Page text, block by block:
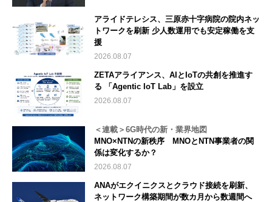
アライドテレシス、三原赤十字病院の院内ネッ
トワークを刷新 少人数運用でも安定稼働を支
援
2026.08.07
ZETAアライアンス、AIとIoTの共創を推進す
る 「Agentic IoT Lab」を設立
2026.08.07
＜連載＞6G時代の新・業界地図
MNO×NTNの新秩序 MNOとNTN事業者の関
係は変化するか？
2026.08.07
ANAがエクイニクスとクラウド接続を刷新、
ネットワーク構築期間が数カ月から数週間へ